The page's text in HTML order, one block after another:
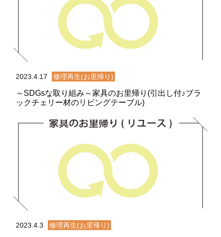
2023.4.17 修理再生(お里帰り)
～SDGsな取り組み～家具のお里帰り(引出し付♪ブラ
ックチェリー材のリビングテーブル)
2023.4.3 修理再生(お里帰り)